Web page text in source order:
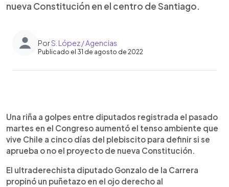
nueva Constitución en el centro de Santiago.
PorS. López / Agencias
Publicado el 31 de agosto de 2022
► Escuchar artículo
Una riña a golpes entre diputados registrada el pasado
martes en el Congreso aumentó el tenso ambiente que
vive Chile a cinco días del plebiscito para definir si se
aprueba o no el proyecto de nueva Constitución.
El ultraderechista diputado Gonzalo de la Carrera
propinó un puñetazo en el ojo derecho al